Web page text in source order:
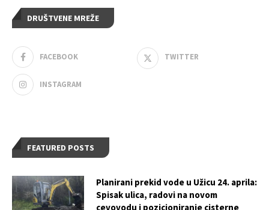
DRUŠTVENE MREŽE
FACEBOOK TWITTER
INSTAGRAM
FEATURED POSTS
Planirani prekid vode u Užicu 24. aprila:
Spisak ulica, radovi na novom
cevovodu i pozicioniranje cisterne